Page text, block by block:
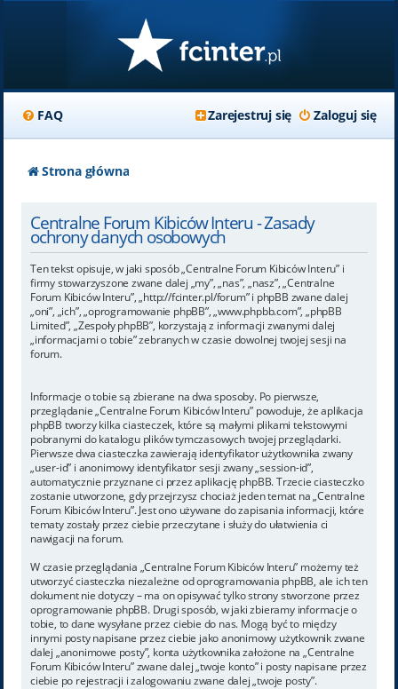
FAQ Zaloguj się
Zarejestruj się
Strona główna
Centralne Forum Kibiców Interu - Zasady
ochrony danych osobowych
Ten tekst opisuje, w jaki sposób „Centralne Forum Kibiców Interu” i
firmy stowarzyszone zwane dalej „my”, „nas”, „nasz”, „Centralne
Forum Kibiców Interu”, „http://fcinter.pl/forum” i phpBB zwane dalej
„oni”, „ich”, „oprogramowanie phpBB”, „www.phpbb.com”, „phpBB
Limited”, „Zespoły phpBB”, korzystają z informacji zwanymi dalej
„informacjami o tobie” zebranych w czasie dowolnej twojej sesji na
forum.
Informacje o tobie są zbierane na dwa sposoby. Po pierwsze,
przeglądanie „Centralne Forum Kibiców Interu” powoduje, że aplikacja
phpBB tworzy kilka ciasteczek, które są małymi plikami tekstowymi
pobranymi do katalogu plików tymczasowych twojej przeglądarki.
Pierwsze dwa ciasteczka zawierają identyfikator użytkownika zwany
„user-id” i anonimowy identyfikator sesji zwany „session-id”,
automatycznie przyznane ci przez aplikację phpBB. Trzecie ciasteczko
zostanie utworzone, gdy przejrzysz chociaż jeden temat na „Centralne
Forum Kibiców Interu”. Jest ono używane do zapisania informacji, które
tematy zostały przez ciebie przeczytane i służy do ułatwienia ci
nawigacji na forum.
W czasie przeglądania „Centralne Forum Kibiców Interu” możemy też
utworzyć ciasteczka niezależne od oprogramowania phpBB, ale ich ten
dokument nie dotyczy – ma on opisywać tylko strony stworzone przez
oprogramowanie phpBB. Drugi sposób, w jaki zbieramy informacje o
tobie, to dane wysyłane przez ciebie do nas. Mogą być to między
innymi posty napisane przez ciebie jako anonimowy użytkownik zwane
dalej „anonimowe posty”, konta użytkownika założone na „Centralne
Forum Kibiców Interu” zwane dalej „twoje konto” i posty napisane przez
ciebie po rejestracji i zalogowaniu zwane dalej „twoje posty”.